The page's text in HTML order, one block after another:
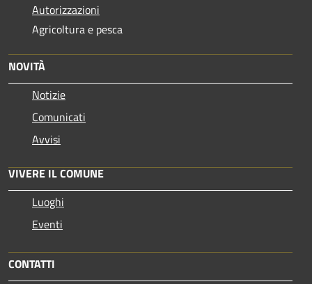
Autorizzazioni
Agricoltura e pesca
NOVITÀ
Notizie
Comunicati
Avvisi
VIVERE IL COMUNE
Luoghi
Eventi
CONTATTI